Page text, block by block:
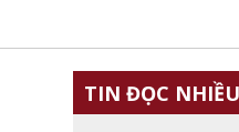
TIN ĐỌC NHIỀU